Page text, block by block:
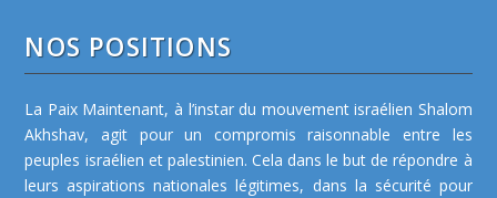
NOS POSITIONS
La Paix Maintenant, à l’instar du mouvement israélien Shalom
Akhshav, agit pour un compromis raisonnable entre les
peuples israélien et palestinien. Cela dans le but de répondre à
leurs aspirations nationales légitimes, dans la sécurité pour